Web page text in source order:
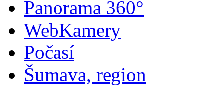
Panorama 360°
WebKamery
Počasí
Šumava, region